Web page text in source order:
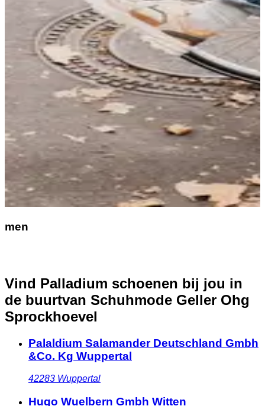
men
Vind Palladium schoenen bij jou in
de buurtvan Schuhmode Geller Ohg
Sprockhoevel
Palaldium Salamander Deutschland Gmbh
&Co. Kg Wuppertal
42283 Wuppertal
Hugo Wuelbern Gmbh Witten